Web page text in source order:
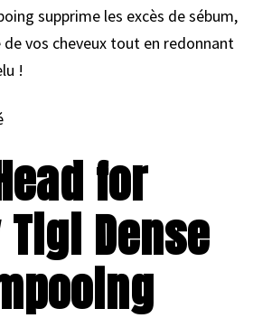
supprime les excès de sébum,
vos cheveux tout en redonnant
!
for
Dense